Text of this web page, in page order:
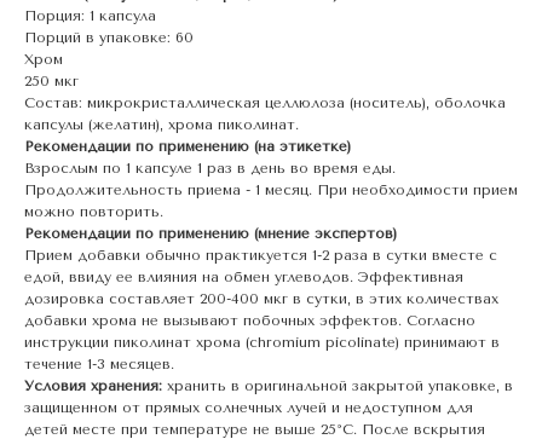
Порция: 1 капсула
Порций в упаковке: 60
Хром
250 мкг
Состав: микрокристаллическая целлюлоза (носитель), оболочка
капсулы (желатин), хрома пиколинат.
Рекомендации по применению (на этикетке)
Взрослым по 1 капсуле 1 раз в день во время еды.
Продолжительность приема - 1 месяц. При необходимости прием
можно повторить.
Рекомендации по применению (мнение экспертов)
Прием добавки обычно практикуется 1-2 раза в сутки вместе с
едой, ввиду ее влияния на обмен углеводов. Эффективная
дозировка составляет 200-400 мкг в сутки, в этих количествах
добавки хрома не вызывают побочных эффектов. Согласно
инструкции пиколинат хрома (chromium picolinate) принимают в
течение 1-3 месяцев.
Условия хранения: хранить в оригинальной закрытой упаковке, в
защищенном от прямых солнечных лучей и недоступном для
детей месте при температуре не выше 25°С. После вскрытия